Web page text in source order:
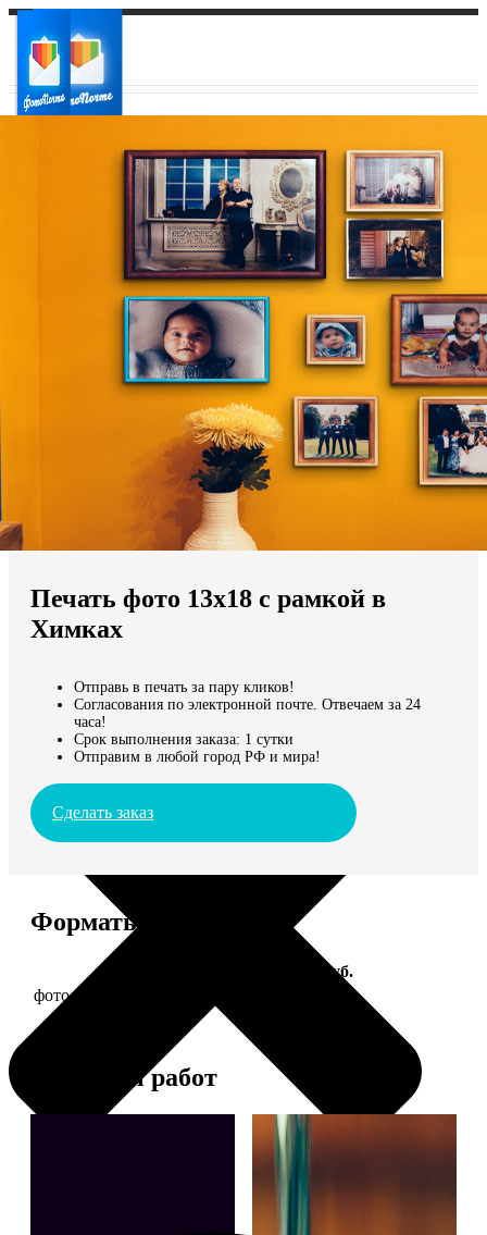
Ваш регион доставки
Выберите из списка:
Мы доставляем по всему миру
Продолжить без города
Печать фото 13х18 с рамкой в
Химках
Отправь в печать за пару кликов!
Согласования по электронной почте. Отвечаем за 24
часа!
Срок выполнения заказа: 1 сутки
Отправим в любой город РФ и мира!
Сделать заказ
Форматы и цены
Цена, руб.
фото 13х18 в деревянной рамке
Примеры работ